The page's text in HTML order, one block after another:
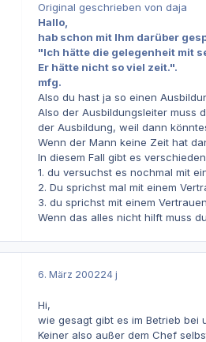
Original geschrieben von daja
Hallo,
hab schon mit Ihm darüber
"Ich hätte die gelegenheit mit
Er hätte nicht so viel zeit.".
mfg.
Also du hast ja so einen
Also der Ausbildungsleiter muss
der Ausbildung, weil dann
Wenn der Mann keine Zeit hat
In diesem Fall gibt es
1. du versuchst es nochmal mit
2. Du sprichst mal mit einem
3. du sprichst mit einem
Wenn das alles nicht hilft muss
6. März 200224 j
Hi,
wie gesagt gibt es im Betrieb bei
Keiner also außer dem Chef